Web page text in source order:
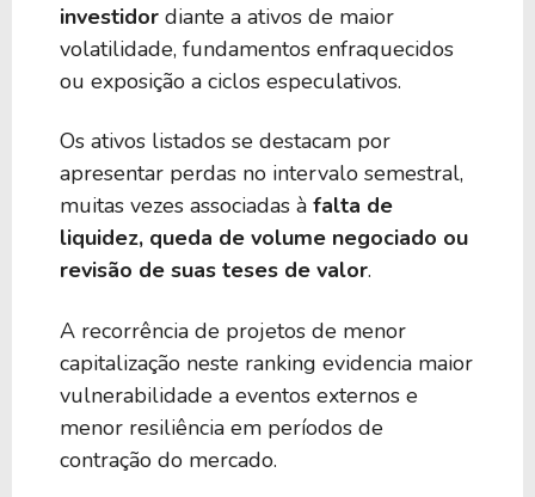
investidor diante a ativos de maior
volatilidade, fundamentos enfraquecidos
ou exposição a ciclos especulativos.
Os ativos listados se destacam por
apresentar perdas no intervalo semestral,
muitas vezes associadas à falta de
liquidez, queda de volume negociado ou
revisão de suas teses de valor.
A recorrência de projetos de menor
capitalização neste ranking evidencia maior
vulnerabilidade a eventos externos e
menor resiliência em períodos de
contração do mercado.